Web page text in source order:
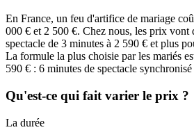
En France, un feu d'artifice de mariage
000 € et 2 500 €. Chez nous, les prix vont
spectacle de 3 minutes à 2 590 € et plus
La formule la plus choisie par les mariés
590 € : 6 minutes de spectacle
Qu'est-ce qui fait varier le prix ?
La durée